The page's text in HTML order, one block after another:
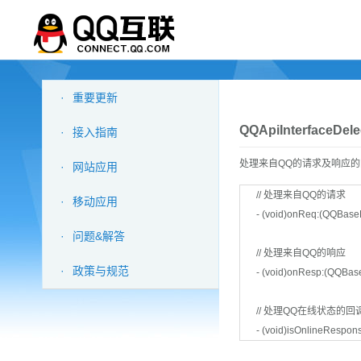
· 重要更新
· 接入指南
· 网站应用
· 移动应用
· 问题&解答
· 政策与规范
处理来自QQ的请求及响应
// 处理来自QQ的请求
-
// 处理来自QQ的响应
-
// 处理QQ在线状态的回
-